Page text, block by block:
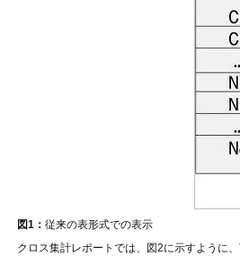
図1： 従来の表形式での表示
クロス集計レポートでは、図2に示すように